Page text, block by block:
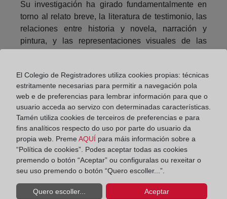
Su investigación ha girado fundamentalmente en
torno al relato breve, la literatura de testimonio, las
relaciones entre historia y novela, narración y
pintura, y las representaciones visuales de las
capítulos en libros de editoriales internacionales
(Wilfrid Laurier University Press, Peter Lang,
Rodopi, Vernon, Routledge, etc.). Algunos autores
cuyas obras ha estudiado son: Alice Munro, Carol
Shields, Sara Orne Jewett, Wyndham Lewis,
Douglas Glover, Lisa Moore, Michael Crummey,
Michael Winter, Barbara Gowdy, Katherine Govier,
etc
Durante la charla se desarrollaron algunos de los
rasgos esenciales del género del relato breve,
El Colegio de Registradores utiliza cookies propias: técnicas
estritamente necesarias para permitir a navegación pola
web e de preferencias para lembrar información para que o
usuario acceda ao servizo con determinadas características.
Tamén utiliza cookies de terceiros de preferencias e para
fins analíticos respecto do uso por parte do usuario da
propia web. Preme AQUÍ para máis información sobre a
“Política de cookies”. Podes aceptar todas as cookies
premendo o botón “Aceptar” ou configuralas ou rexeitar o
seu uso premendo o botón “Quero escoller...”.
Quero escoller... Aceptar